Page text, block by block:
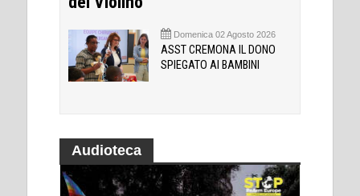
Domenica 02 Agosto 2026
ASST CREMONA IL DONO
SPIEGATO AI BAMBINI
Audioteca